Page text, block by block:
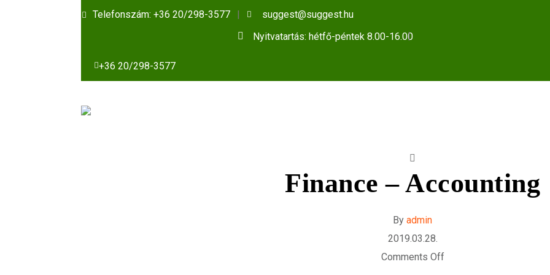
Telefonszám: +36 20/298-3577
suggest@suggest.hu
Nyitvatartás: hétfő-péntek 8.00-16.00
+36 20/298-3577
Finance – Accounting
By admin
2019.03.28.
Comments Off